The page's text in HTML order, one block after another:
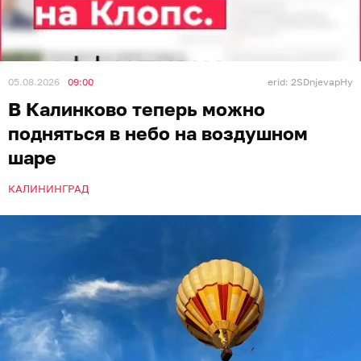
05.08.2026 09:00 erid: 2SDnjevapHy
В Калинково теперь можно
подняться в небо на воздушном
шаре
КАЛИНИНГРАД